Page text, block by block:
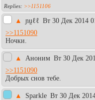
>>1151106
▲ ɲṵℓℓ Вт 30 Дек 2014
>>1151090
Ночки.
▲ Аноним Вт 30 Дек
>>1151090
Добрых снов тебе.
▲ Sparkle Вт 30 Дек